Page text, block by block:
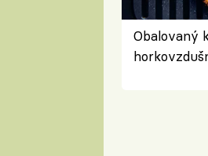
Obalovaný